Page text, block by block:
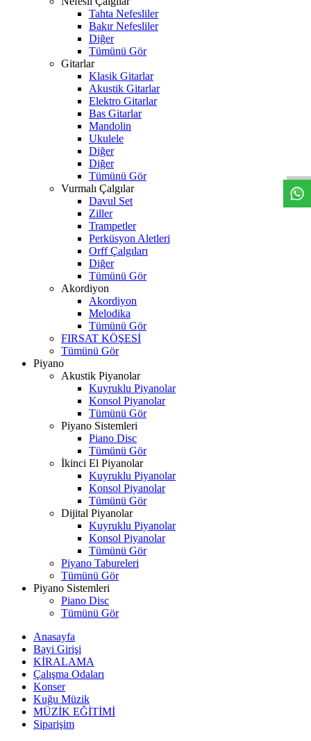
Tahta Nefesliler
Bakır Nefesliler
Diğer
Tümünü Gör
Gitarlar
Klasik Gitarlar
Akustik Gitarlar
Elektro Gitarlar
Bas Gitarlar
Mandolin
Ukulele
Diğer
Diğer
Tümünü Gör
Vurmalı Çalgılar
Davul Set
Ziller
Trampetler
Perküsyon Aletleri
Orff Çalgıları
Diğer
Tümünü Gör
Akordiyon
Akordiyon
Melodika
Tümünü Gör
FIRSAT KÖŞESİ
Tümünü Gör
Piyano
Akustik Piyanolar
Kuyruklu Piyanolar
Konsol Piyanolar
Tümünü Gör
Piyano Sistemleri
Piano Disc
Tümünü Gör
İkinci El Piyanolar
Kuyruklu Piyanolar
Konsol Piyanolar
Tümünü Gör
Dijital Piyanolar
Kuyruklu Piyanolar
Konsol Piyanolar
Tümünü Gör
Piyano Tabureleri
Tümünü Gör
Piyano Sistemleri
Piano Disc
Tümünü Gör
Anasayfa
Bayi Girişi
KİRALAMA
Çalışma Odaları
Konser
Kuğu Müzik
MÜZİK EĞİTİMİ
Siparişim